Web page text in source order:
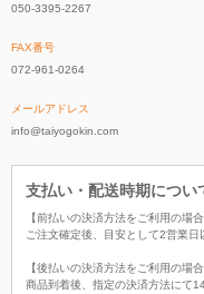
050-3395-2267
FAX番号
072-961-0264
メールアドレス
info@taiyogokin.com
支払い・配送時期につい
【前払いの決済方法をご利用の場合
ご注文確定後、目安として2営業日
【後払いの決済方法をご利用の場合
商品到着後、指定の決済方法にて